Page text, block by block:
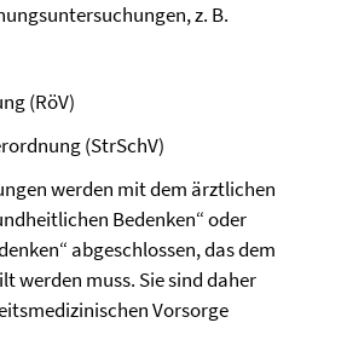
z. B.
(RöV)
(StrSchV)
werden mit dem ärztlichen
Bedenken“ oder
abgeschlossen, das dem
werden muss. Sie sind daher
Vorsorge